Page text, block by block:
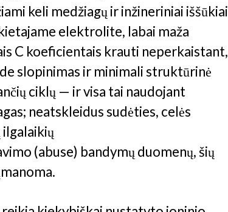
keli medžiagų ir inžineriniai iššūkiai
elektrolite, labai maža
C koeficientais krauti neperkaistant,
slopinimas ir minimali struktūrinė
ciklų — ir visa tai naudojant
neatskleidus sudėties, celės
(abuse) bandymų duomenų, šių